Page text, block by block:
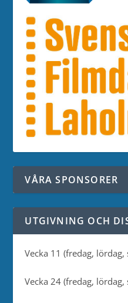
VÅRA SPONSORER
UTGIVNING OCH
Vecka 11 (fredag, lördag,
Vecka 24 (fredag, lördag,